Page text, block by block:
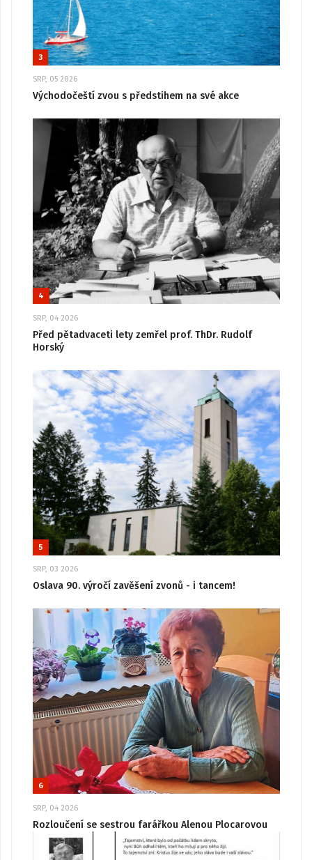
3
SRP, 05 2026
Východočeští zvou s předstihem na své akce
4
SRP, 04 2026
Před pětadvaceti lety zemřel prof. ThDr. Rudolf
Horský
5
SRP, 03 2026
Oslava 90. výročí zavěšení zvonů - i tancem!
6
SRP, 04 2026
Rozloučení se sestrou farářkou Alenou Plocarovou